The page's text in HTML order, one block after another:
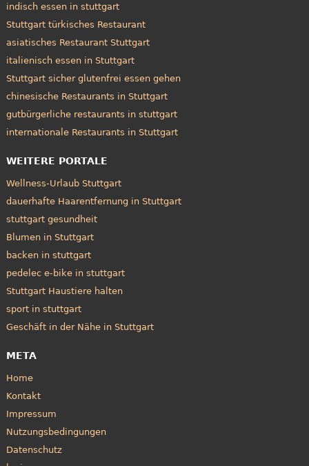
indisch essen in stuttgart
Stuttgart türkisches Restaurant
asiatisches Restaurant Stuttgart
italienisch essen in Stuttgart
Stuttgart sicher glutenfrei essen gehen
chinesische Restaurants in Stuttgart
gutbürgerliche restaurants in stuttgart
internationale Restaurants in Stuttgart
WEITERE PORTALE
Wellness-Urlaub Stuttgart
dauerhafte Haarentfernung in Stuttgart
stuttgart gesundheit
Blumen in Stuttgart
backen in stuttgart
pedelec e-bike in stuttgart
Stuttgart Haustiere halten
sport in stuttgart
Geschäft in der Nähe in Stuttgart
META
Home
Kontakt
Impressum
Nutzungsbedingungen
Datenschutz